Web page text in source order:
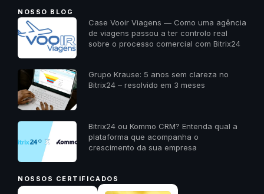
NOSSO BLOG
Case Vooir Viagens — Como uma agência
de viagens passou a ter controlo real
sobre o processo comercial com Bitrix24
Grupo Krause: 5 anos sem clareza no
Bitrix24 – resolvido em 3 meses
Bitrix24 ou Kommo CRM? Entenda qual a
plataforma que acompanha o
crescimento da sua empresa
NOSSOS CERTIFICADOS